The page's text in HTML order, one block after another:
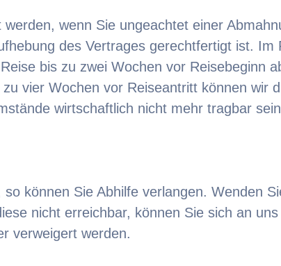
wenn Sie ungeachtet einer
des Vertrages gerechtfertigt ist.
bis zu zwei Wochen vor Reisebeginn
vier Wochen vor Reiseantritt können wir
wirtschaftlich nicht mehr tragbar
können Sie Abhilfe verlangen. Wenden
nicht erreichbar, können Sie sich an
verweigert werden.